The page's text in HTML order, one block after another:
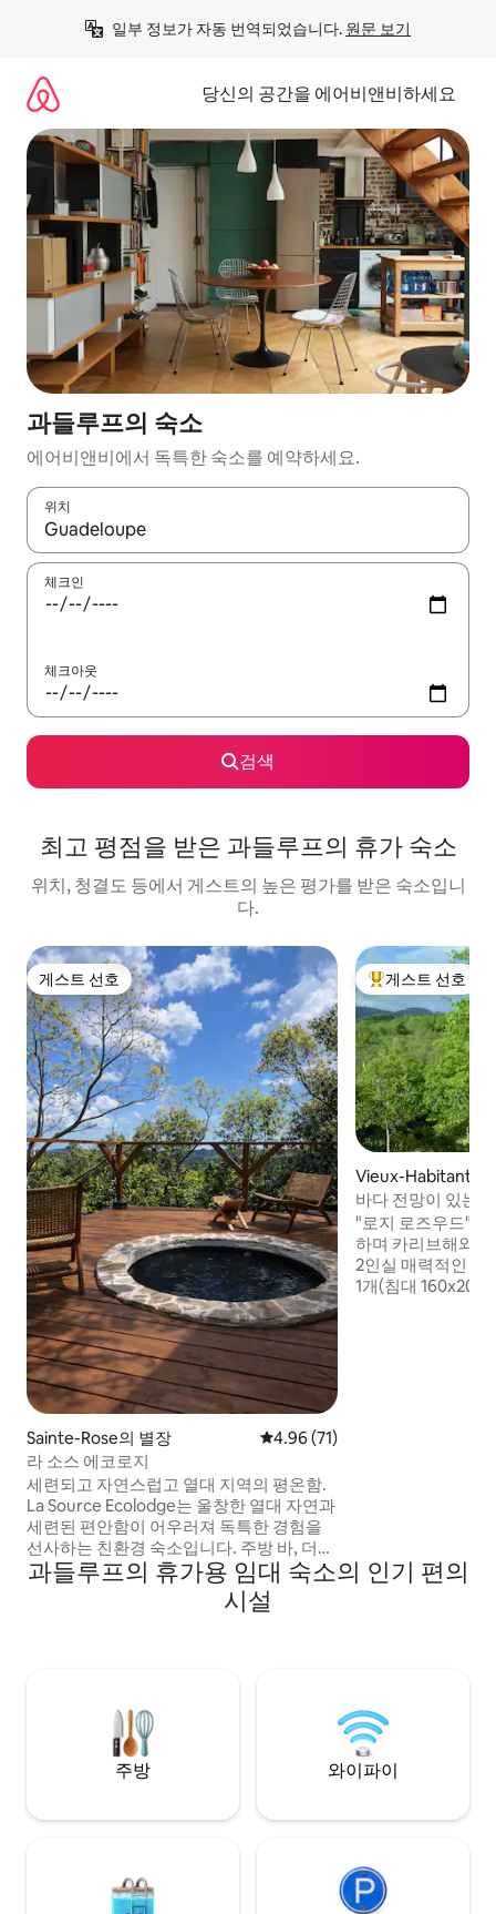
일부 정보가 자동 번역되었습니다. 원문 보기
당신의 공간을 에어비앤비하세요
과들루프의 숙소
에어비앤비에서 독특한 숙소를 예약하세요.
위치
결과가 나오면 위·아래 화살표 키를 사용하거나 터치 또는 스와이
체크인
체크아웃
검색
최고 평점을 받은 과들루프의 휴가 숙소
위치, 청결도 등에서 게스트의 높은 평가를 받은 숙소입니
다.
게스트 선호
게스트 선호
Sainte-Rose의 별장 평점 4.96점(5점 만점), 후기 71
4.96 (71)
라 소스 에코로지
세련되고 자연스럽고 열대 지역의 평온함.
La Source Ecolodge는 울창한 열대 자연과
세련된 편안함이 어우러져 독특한 경험을
선사하는 친환경 숙소입니다. 주방 바, 더블
침실, 바다 전망을 감상할 수 있는 야외 샤워
실, 바다를 마주한 테라스에 있는 펀치 볼
(천연 수온의 강물로 채워진 대야)이 있는
상위 게스트 선호
게스트 선호
Vieux-Habitants
바다 전망이 있는
"로지 로즈우드":
하며 카리브해와
2인실 매력적인 🤩
1개(침대 160x200
과들루프의 휴가용 임대 숙소의 인기 편의
시설
주방 와이파이